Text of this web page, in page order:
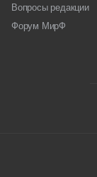
Вопросы редакции
Форум МирФ